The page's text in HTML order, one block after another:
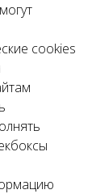
cookies